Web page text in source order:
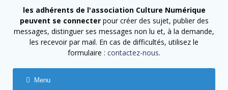
les adhérents de l'association Culture Numérique
peuvent se connecterpour créer des sujet, publier des
messages, distinguer ses messages non lu et, à la demande,
les recevoir par mail. En cas de difficultés, utilisez le
formulaire : contactez-nous.
Menu